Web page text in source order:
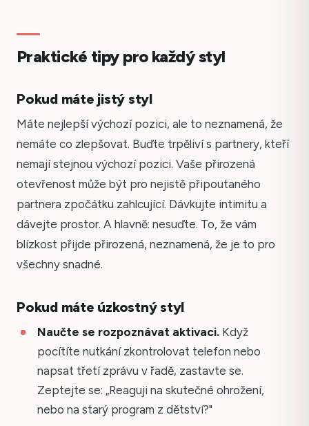
Praktické tipy pro každý styl
Pokud máte jistý styl
Máte nejlepší výchozí pozici, ale to neznamená, že
nemáte co zlepšovat. Buďte trpěliví s partnery, kteří
nemají stejnou výchozí pozici. Vaše přirozená
otevřenost může být pro nejistě připoutaného
partnera zpočátku zahlcující. Dávkujte intimitu a
dávejte prostor. A hlavně: nesuďte. To, že vám
blízkost přijde přirozená, neznamená, že je to pro
všechny snadné.
Pokud máte úzkostný styl
Naučte se rozpoznávat aktivaci.Když
pocítíte nutkání zkontrolovat telefon nebo
napsat třetí zprávu v řadě, zastavte se.
Zeptejte se: „Reaguji na skutečné ohrožení,
nebo na starý program z dětství?"